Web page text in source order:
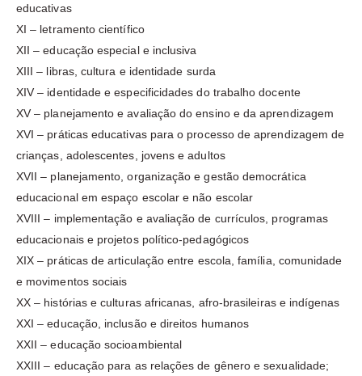
educativas
XI – letramento científico
XII – educação especial e inclusiva
XIII – libras, cultura e identidade surda
XIV – identidade e especificidades do trabalho docente
XV – planejamento e avaliação do ensino e da aprendizagem
XVI – práticas educativas para o processo de aprendizagem de
crianças, adolescentes, jovens e adultos
XVII – planejamento, organização e gestão democrática
educacional em espaço escolar e não escolar
XVIII – implementação e avaliação de currículos, programas
educacionais e projetos político-pedagógicos
XIX – práticas de articulação entre escola, família, comunidade
e movimentos sociais
XX – histórias e culturas africanas, afro-brasileiras e indígenas
XXI – educação, inclusão e direitos humanos
XXII – educação socioambiental
XXIII – educação para as relações de gênero e sexualidade;